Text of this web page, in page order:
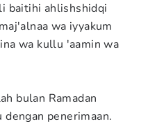
baitihi ahlishshidqi
wa iyyakum
wa kullu 'aamin wa
bulan Ramadan
penerimaan.